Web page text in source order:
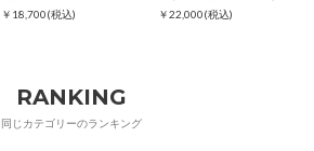
￥18,700(税込)
￥22,000(税込)
RANKING
同じカテゴリーのランキング